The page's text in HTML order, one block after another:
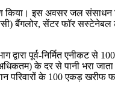
किया। इस अवसर जल संसाधन
बैंगलोर, सेंटर फॉर सस्टेनेबल
पूर्व-निर्मित एनीकट से
के दर से पानी भरा
परिवारों के 100 एकड़